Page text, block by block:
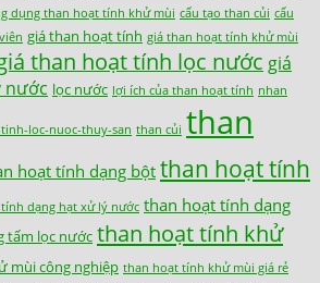
dụng than hoạt tính khử mùi cấu tạo than củi cấu
giá than hoạt tính giá than hoạt tính khử mùi
than hoạt tính lọc nước giá
nước lọc nước lợi ích của than hoạt tính nhan
loc-nuoc-thuy-san than củi than
hoạt tính dạng bột than hoạt tính
dạng hạt xử lý nước than hoạt tính dạng
tấm lọc nước than hoạt tính khử
mùi công nghiệp than hoạt tính khử mùi giá rẻ